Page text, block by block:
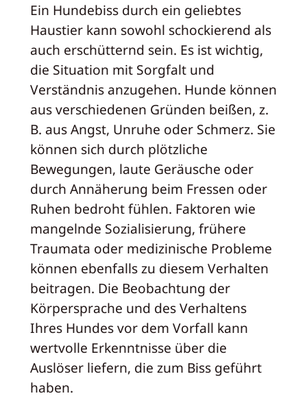
Ein Hundebiss durch ein geliebtes
Haustier kann sowohl schockierend als
auch erschütternd sein. Es ist wichtig,
die Situation mit Sorgfalt und
Verständnis anzugehen. Hunde können
aus verschiedenen Gründen beißen, z.
B. aus Angst, Unruhe oder Schmerz. Sie
können sich durch plötzliche
Bewegungen, laute Geräusche oder
durch Annäherung beim Fressen oder
Ruhen bedroht fühlen. Faktoren wie
mangelnde Sozialisierung, frühere
Traumata oder medizinische Probleme
können ebenfalls zu diesem Verhalten
beitragen. Die Beobachtung der
Körpersprache und des Verhaltens
Ihres Hundes vor dem Vorfall kann
wertvolle Erkenntnisse über die
Auslöser liefern, die zum Biss geführt
haben.